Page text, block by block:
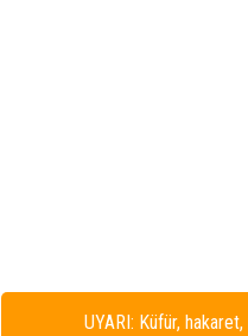
UYARI: Küfür,